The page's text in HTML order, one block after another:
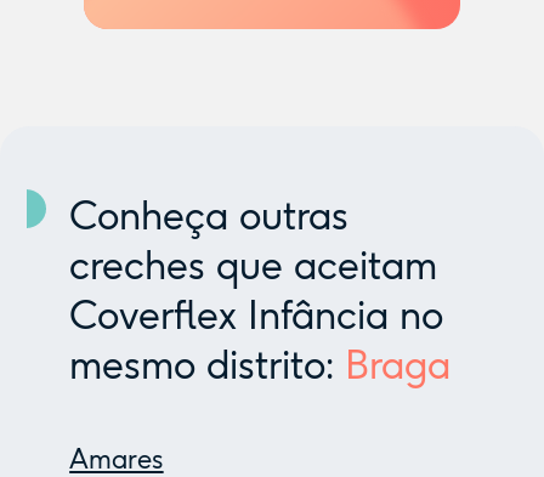
Conheça outras
creches que aceitam
Coverflex Infância no
mesmo distrito: Braga
Amares